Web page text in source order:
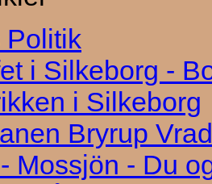
Politik
i Silkeborg -
i Silkeborg
Bryrup
Mossjön - Du